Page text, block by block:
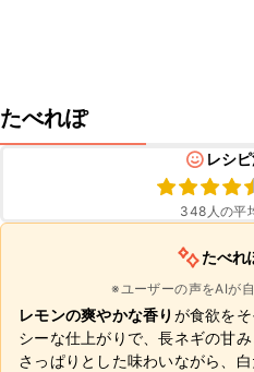
たべれぽ
レシ
348 人の平
たべれ
※ユーザーの声をAIが
レモンの爽やかな香り が食欲を
シーな仕上がりで、長ネギの甘
さっぱりとした味わいながら、